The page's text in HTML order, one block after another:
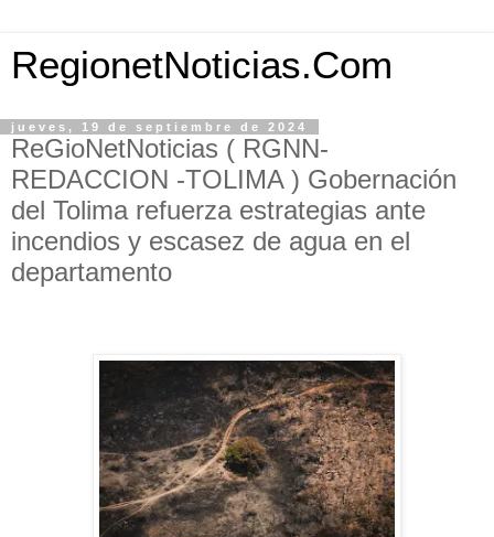
RegionetNoticias.Com
jueves, 19 de septiembre de 2024
ReGioNetNoticias ( RGNN-
REDACCION -TOLIMA ) Gobernación
del Tolima refuerza estrategias ante
incendios y escasez de agua en el
departamento